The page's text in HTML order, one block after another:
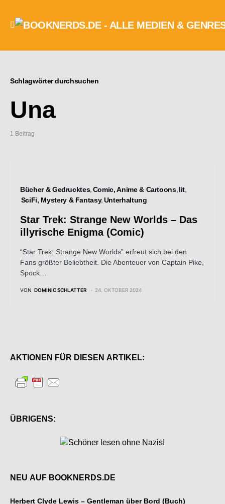
Schlagwörter durchsuchen
Una
1 Beitrag
Bücher & Gedrucktes Comic, Anime & Cartoons lit
SciFi, Mystery & Fantasy Unterhaltung
Star Trek: Strange New Worlds – Das
illyrische Enigma (Comic)
“Star Trek: Strange New Worlds” erfreut sich bei den
Fans größter Beliebtheit. Die Abenteuer von Captain Pike,
Spock…
VON DOMINIC SCHLATTER 24. OKTOBER 2024
AKTIONEN FÜR DIESEN ARTIKEL:
ÜBRIGENS:
NEU AUF BOOKNERDS.DE
Herbert Clyde Lewis – Gentleman über Bord (Buch)